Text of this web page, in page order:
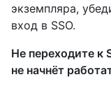
экземпляра,
вход в SSO.
Не переходите к
не начнёт